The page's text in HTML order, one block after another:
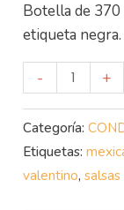
Botella de 370
etiqueta negra.
- +
Categoría:
Etiquetas:
valentino,salsas